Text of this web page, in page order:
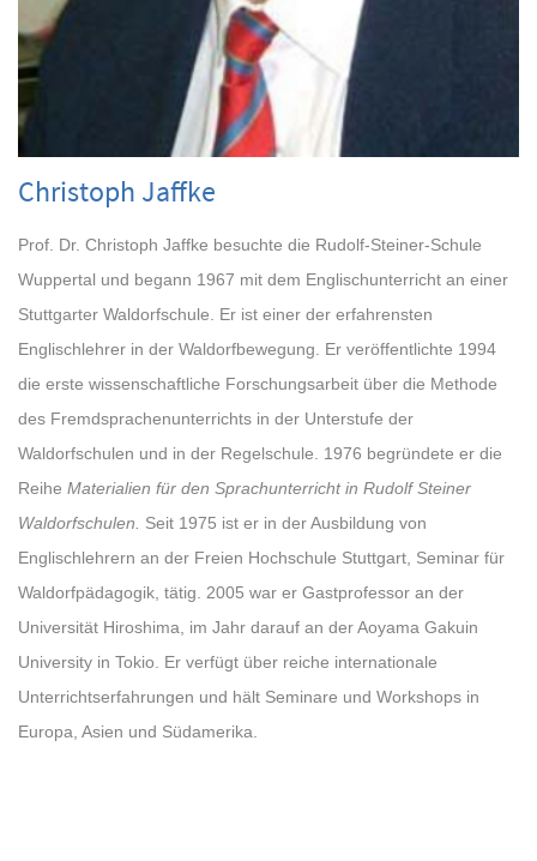
Christoph Jaffke
Prof. Dr. Christoph Jaffke besuchte die Rudolf-Steiner-Schule
Wuppertal und begann 1967 mit dem Englischunterricht an einer
Stuttgarter Waldorfschule. Er ist einer der erfahrensten
Englischlehrer in der Waldorfbewegung. Er veröffentlichte 1994
die erste wissenschaftliche Forschungsarbeit über die Methode
des Fremdsprachenunterrichts in der Unterstufe der
Waldorfschulen und in der Regelschule. 1976 begründete er die
Reihe Materialien für den Sprachunterricht in Rudolf Steiner
Waldorfschulen.
Seit 1975 ist er in der Ausbildung von
Englischlehrern an der Freien Hochschule Stuttgart, Seminar für
Waldorfpädagogik, tätig. 2005 war er Gastprofessor an der
Universität Hiroshima, im Jahr darauf an der Aoyama Gakuin
University in Tokio. Er verfügt über reiche internationale
Unterrichtserfahrungen und hält Seminare und Workshops in
Europa, Asien und Südamerika.